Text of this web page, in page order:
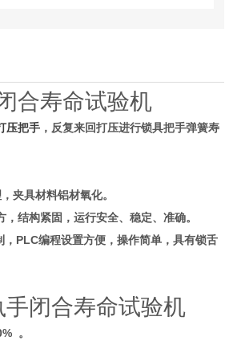
合寿命试验机
压把手 ，反复来回打压进行锁具把手弹簧寿
夹具材料铝材氧化。
结构紧固，运行安全、稳定、准确。
，PLC编程设置方便，操作简单，具有锁舌
手闭合寿命试验机
。